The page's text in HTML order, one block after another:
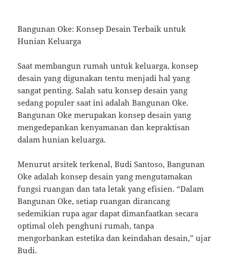
Bangunan Oke: Konsep Desain Terbaik untuk
Hunian Keluarga
Saat membangun rumah untuk keluarga, konsep
desain yang digunakan tentu menjadi hal yang
sangat penting. Salah satu konsep desain yang
sedang populer saat ini adalah Bangunan Oke.
Bangunan Oke merupakan konsep desain yang
mengedepankan kenyamanan dan kepraktisan
dalam hunian keluarga.
Menurut arsitek terkenal, Budi Santoso, Bangunan
Oke adalah konsep desain yang mengutamakan
fungsi ruangan dan tata letak yang efisien. “Dalam
Bangunan Oke, setiap ruangan dirancang
sedemikian rupa agar dapat dimanfaatkan secara
optimal oleh penghuni rumah, tanpa
mengorbankan estetika dan keindahan desain,” ujar
Budi.